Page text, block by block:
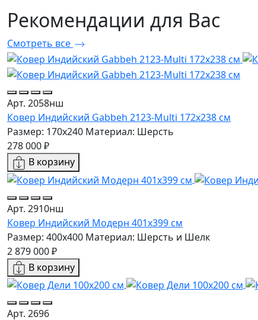
Рекомендации для Вас
Смотреть все
Арт. 2058нш
Ковер Индийский Gabbeh 2123-Multi 172x238 см
Размер: 170x240 Материал: Шерсть
278 000 ₽
В корзину
Арт. 2910нш
Ковер Индийский Модерн 401x399 см
Размер: 400x400 Материал: Шерсть и Шелк
2 879 000 ₽
В корзину
Арт. 2696